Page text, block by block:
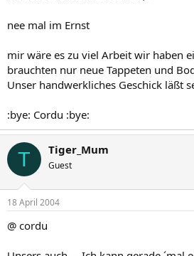
nee mal im Ernst
mir wäre es zu viel Arbeit wir haben
brauchten nur neue Tappeten und
Unser handwerkliches Geschick läßt
:bye: Cordu :bye:
T Tiger_Mum
Guest
18 April 2004
@ cordu